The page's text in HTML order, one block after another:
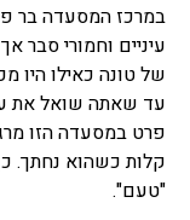
במרכז המסעדה בר
עיניים וחמורי סבר
של טונה כאילו היו
עד שאתה שואל את
פרט במסעדה הזו
קלות כשהוא נחתך.
"טעם".